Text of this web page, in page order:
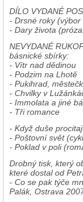
DÍLO VYDANÉ
- Drsné roky
- Dary života
NEVYDANÉ
básnické sbírky:
- Vítr nad dědinou
- Podzim na Lhotě
- Pukihrad,
- Chvilky v
- Immolata a jiné
- Tři romance
- Když duše
- Poštovní svět
- Poklad v poli
Drobný tisk, který
které dostal od
- Co se pak týče
Palák, Ostrava